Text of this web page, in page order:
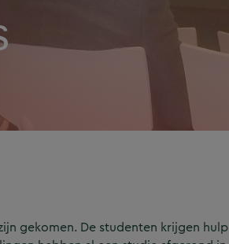
gekomen. De studenten krijgen hulp